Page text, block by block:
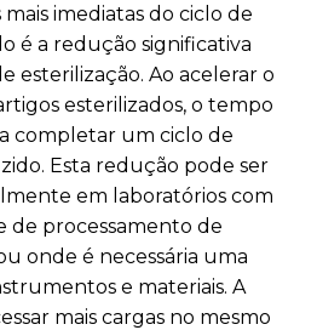
imediatas do ciclo de
é a redução significativa
esterilização. Ao acelerar o
esterilizados, o tempo
completar um ciclo de
Esta redução pode ser
em laboratórios com
de processamento de
onde é necessária uma
e materiais. A
mais cargas no mesmo